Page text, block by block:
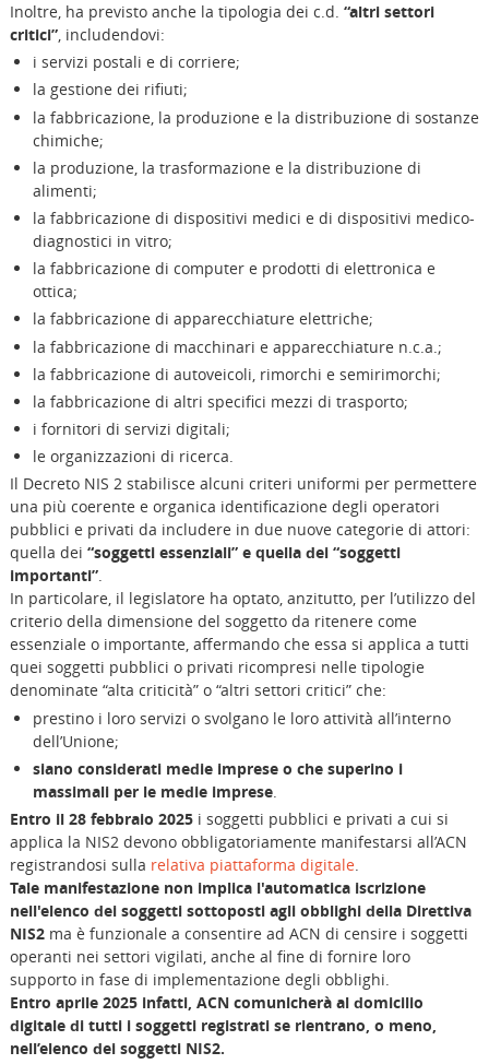
Inoltre, ha previsto anche la tipologia dei c.d. “altri settori
critici”, includendovi:
i servizi postali e di corriere;
la gestione dei rifiuti;
la fabbricazione, la produzione e la distribuzione di sostanze
chimiche;
la produzione, la trasformazione e la distribuzione di
alimenti;
la fabbricazione di dispositivi medici e di dispositivi medico-
diagnostici in vitro;
la fabbricazione di computer e prodotti di elettronica e
ottica;
la fabbricazione di apparecchiature elettriche;
la fabbricazione di macchinari e apparecchiature n.c.a.;
la fabbricazione di autoveicoli, rimorchi e semirimorchi;
la fabbricazione di altri specifici mezzi di trasporto;
i fornitori di servizi digitali;
le organizzazioni di ricerca.
Il Decreto NIS 2 stabilisce alcuni criteri uniformi per permettere
una più coerente e organica identificazione degli operatori
pubblici e privati da includere in due nuove categorie di attori:
quella dei “soggetti essenziali” e quella dei “soggetti
importanti”.
In particolare, il legislatore ha optato, anzitutto, per l’utilizzo del
criterio della dimensione del soggetto da ritenere come
essenziale o importante, affermando che essa si applica a tutti
quei soggetti pubblici o privati ricompresi nelle tipologie
denominate “alta criticità” o “altri settori critici” che:
prestino i loro servizi o svolgano le loro attività all’interno
dell’Unione;
siano considerati medie imprese o che superino i
massimali per le medie imprese.
Entro il 28 febbraio 2025i soggetti pubblici e privati a cui si
applica la NIS2 devono obbligatoriamente manifestarsi all’ACN
registrandosi sulla relativa piattaforma digitale.
Tale manifestazione non implica l'automatica iscrizione
nell'elenco dei soggetti sottoposti agli obblighi della Direttiva
NIS2ma è funzionale a consentire ad ACN di censire i soggetti
operanti nei settori vigilati, anche al fine di fornire loro
supporto in fase di implementazione degli obblighi.
Entro aprile 2025 infatti, ACN comunicherà al domicilio
digitale di tutti i soggetti registrati se rientrano, o meno,
nell’elenco dei soggetti NIS2.